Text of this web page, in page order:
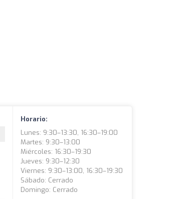
Horario:
Lunes: 9:30–13:30, 16:30–19:00
Martes: 9:30–13:00
Miércoles: 16:30–19:30
Jueves: 9:30–12:30
Viernes: 9:30–13:00, 16:30–19:30
Sábado: Cerrado
Domingo: Cerrado